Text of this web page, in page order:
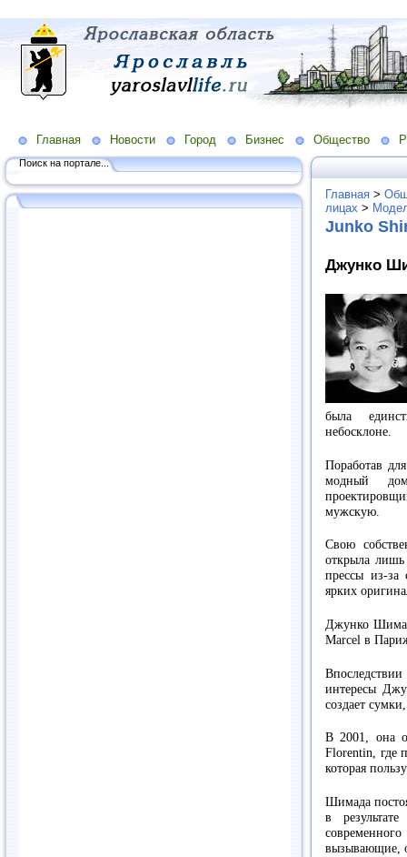
Главная Новости Город Бизнес Общество
Поиск на портале...
Главная >
лицах >
Junko
Джунко
была
небосклоне.
Поработав
модный
мужскую.
Свою
открыла
прессы из-за
ярких
Джунко
Marcel в
интересы
создает
В 2001, она
Florentin, где
которая
Шимада
в
вызывающие,